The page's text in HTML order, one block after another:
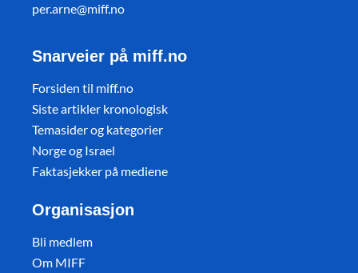
per.arne@miff.no
Snarveier på miff.no
Forsiden til miff.no
Siste artikler kronologisk
Temasider og kategorier
Norge og Israel
Faktasjekker på mediene
Organisasjon
Bli medlem
Om MIFF